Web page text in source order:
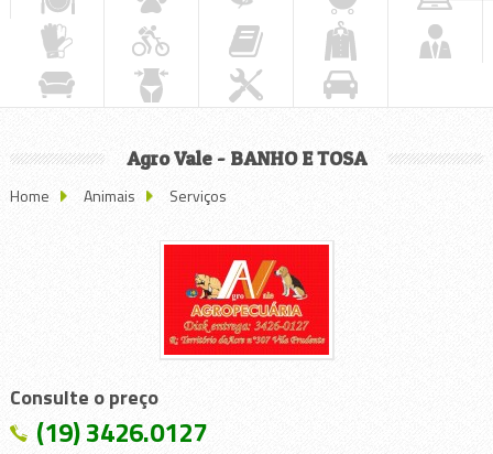
Agro Vale - BANHO E TOSA
Home
Animais Serviços
Consulte o preço
(19) 3426.0127